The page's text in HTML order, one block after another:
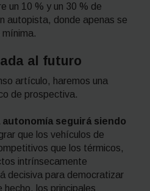
un 10 % y un 30 % de
autopista, donde apenas se
mínima.
al futuro
artículo, haremos una
de prospectiva.
seguirá siendo
que los vehículos de
que los térmicos,
intrínsecamente
decisiva para democratizar
hecho, los principales